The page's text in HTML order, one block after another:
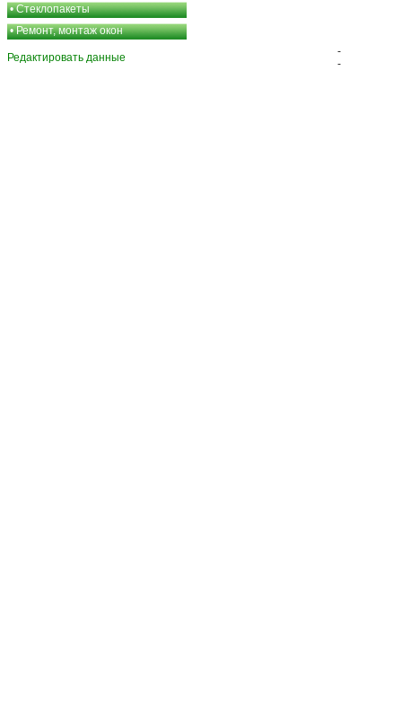
•Стеклопакеты
•Ремонт, монтаж окон
Редактировать данные
-
-